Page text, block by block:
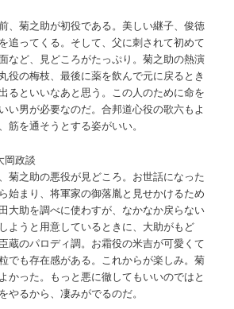
、菊之助が初役である。美しい継子、俊徳
追ってくる。そして、父に刺されて初めて
など、見どころがたっぷり。菊之助の熱演
役の梅枝、最後に薬を飲んで元に戻るとき
るといいなあと思う。この人のために命を
い男が必要なのだ。合邦道心役の歌六もよ
筋を通そうとする姿がいい。
政談
菊之助の悪役が見どころ。お世話になった
始まり、将軍家の御落胤と見せかけるため
大助を調べに使わすが、なかなか戻らない
ようと用意しているときに、大助がもど
蔵のパロディ調。お霜役の米吉が可愛くて
でも存在感がある。これからが楽しみ。菊
かった。もっと悪に徹してもいいのではと
やるから、凄みがでるのだ。